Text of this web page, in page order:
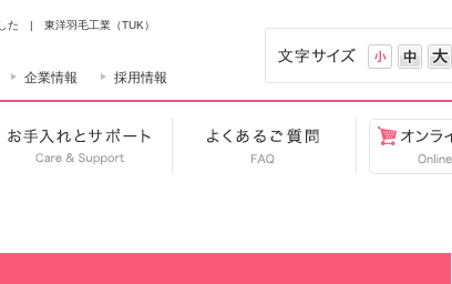
た | 東洋羽毛工業（TUK）
企業情報 採用情報
小 中
品のご紹介 お手入れとサポート よくあるご質問